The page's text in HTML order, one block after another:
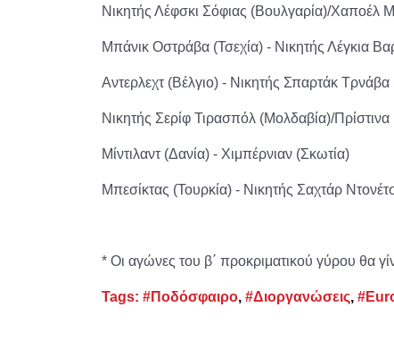
Νικητής Λέφσκι Σόφιας (Βουλγαρία)/
Μπάνικ Οστράβα (Τσεχία) - Νικητής Λέγκια
Αντερλεχτ (Βέλγιο) - Νικητής Σπαρτάκ
Νικητής Σερίφ Τιρασπόλ (Μολδαβία)/
Μίντιλαντ (Δανία) - Χιμπέρνιαν (Σκωτία)
Μπεσίκτας (Τουρκία) - Νικητής Σαχτάρ
* Οι αγώνες του β΄ προκριματικού γύρου θα
Tags: #Ποδόσφαιρο, #Διοργανώσεις,